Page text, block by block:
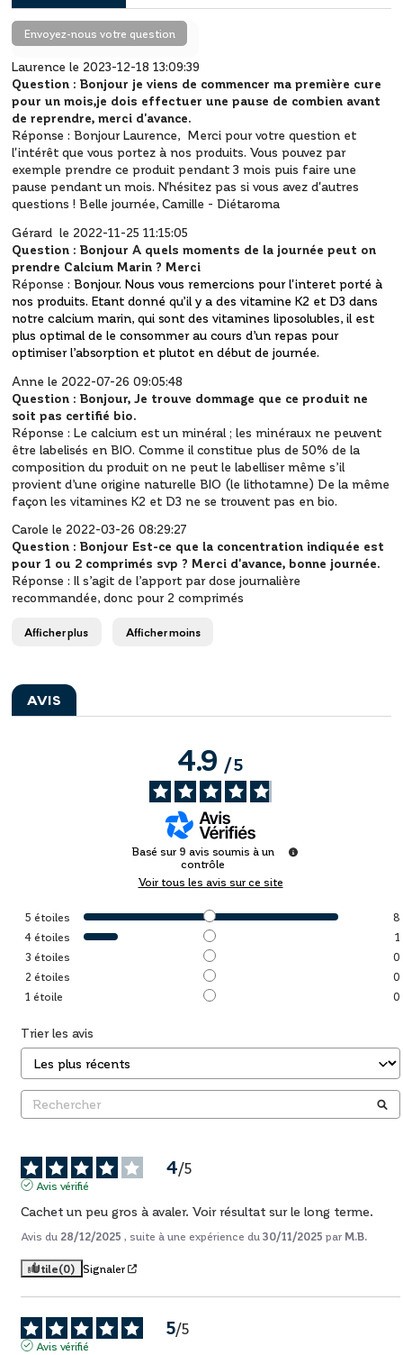
Envoyez-nous votre question
Laurence le 2023-12-18 13:09:39
Question : Bonjour je viens de commencer ma première cure
pour un mois,je dois effectuer une pause de combien avant
de reprendre, merci d'avance.
Réponse : Bonjour Laurence, Merci pour votre question et
l'intérêt que vous portez à nos produits. Vous pouvez par
exemple prendre ce produit pendant 3 mois puis faire une
pause pendant un mois. N'hésitez pas si vous avez d'autres
questions ! Belle journée, Camille - Diétaroma
Gérard le 2022-11-25 11:15:05
Question : Bonjour A quels moments de la journée peut on
prendre Calcium Marin ? Merci
Réponse : Bonjour. Nous vous remercions pour l'interet porté à
nos produits. Etant donné qu’il y a des vitamine K2 et D3 dans
notre calcium marin, qui sont des vitamines liposolubles, il est
plus optimal de le consommer au cours d’un repas pour
optimiser l’absorption et plutot en début de journée.
Anne le 2022-07-26 09:05:48
Question : Bonjour, Je trouve dommage que ce produit ne
soit pas certifié bio.
Réponse : Le calcium est un minéral ; les minéraux ne peuvent
être labelisés en BIO. Comme il constitue plus de 50% de la
composition du produit on ne peut le labelliser même s’il
provient d’une origine naturelle BIO (le lithotamne) De la même
façon les vitamines K2 et D3 ne se trouvent pas en bio.
Carole le 2022-03-26 08:29:27
Question : Bonjour Est-ce que la concentration indiquée est
pour 1 ou 2 comprimés svp ? Merci d'avance, bonne journée.
Réponse : Il s’agit de l’apport par dose journalière
recommandée, donc pour 2 comprimés
Afficher plus Afficher moins
AVIS
4.9/5
Basé sur 9 avis soumis à un
contrôle
Voir tous les avis sur ce site
5 étoiles
8
4 étoiles
1
3 étoiles
0
2 étoiles
0
1 étoile 0
Trier les avis
4/5
Avis vérifié
Cachet un peu gros à avaler. Voir résultat sur le long terme.
Avis du 28/12/2025 , suite à une expérience du 30/11/2025 par M.B.
Utile(0) Signaler
5/5
Avis vérifié